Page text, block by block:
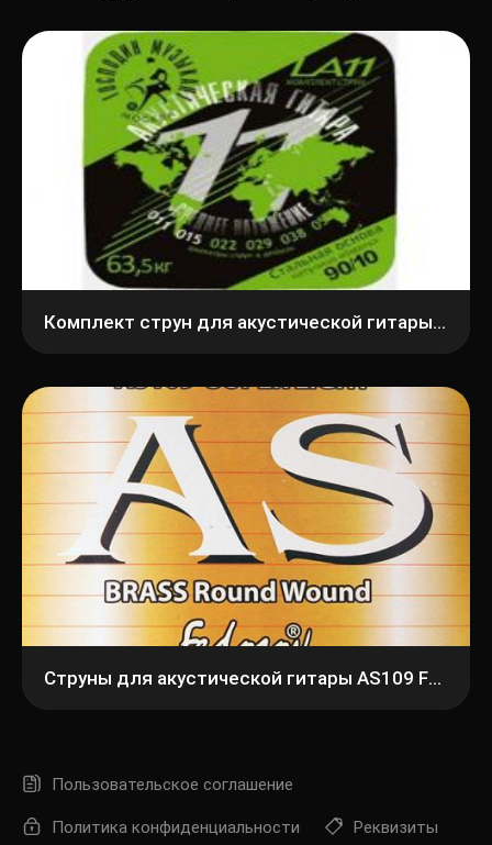
Комплект струн для акустической гитары Господин Музыкант LA11 90/10
Струны для акустической гитары AS109 Fedosov
Пользовательское соглашение
Политика конфиденциальности Реквизиты